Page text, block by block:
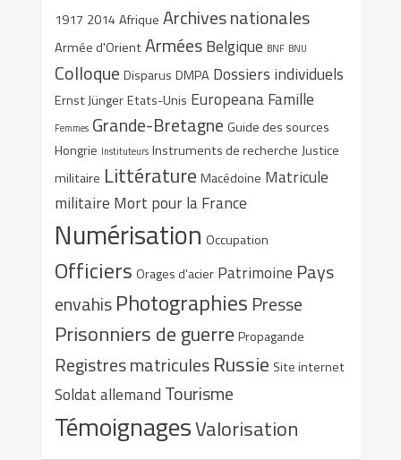
1917 2014Afrique Archives nationales
Armée d'OrientArméesBelgique BNF BNU
Colloque Disparus DMPA Dossiers individuels
Ernst JüngerEtats-Unis EuropeanaFamille
Femmes Grande-Bretagne Guide des sources
Hongrie Instituteurs Instruments de recherche Justice
militaire Littérature Macédoine Matricule
militaire Mort pour la France
Numérisation Occupation
Officiers Orages d'acier Patrimoine Pays
envahis Photographies Presse
Prisonniers de guerre Propagande
Registres matricules Russie Site internet
Soldat allemand Tourisme
TémoignagesValorisation